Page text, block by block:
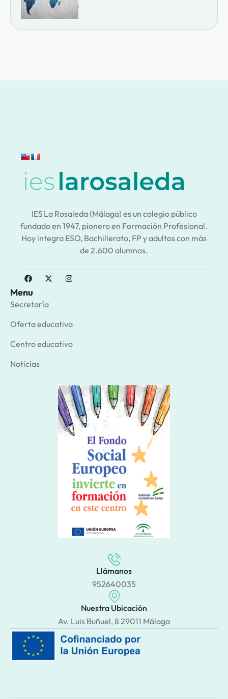
IES La Rosaleda (Málaga) es un colegio público
fundado en 1947, pionero en Formación Profesional.
Hoy integra ESO, Bachillerato, FP y adultos con más
de 2.600 alumnos.
Menu
Secretaría
Oferta educativa
Centro educativo
Noticias
Llámanos
952640035
Nuestra Ubicación
Av. Luis Buñuel, 8 29011 Málaga